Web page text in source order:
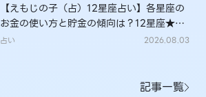
【えもじの子（占）12星座占い】各星座の
お金の使い方と貯金の傾向は？12星座★徹
底解説
占い 2026.08.03
記事一覧